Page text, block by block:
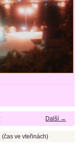
Další →
(čas ve vteřinách)